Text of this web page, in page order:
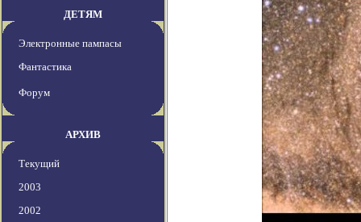
ДЕТЯМ
Электронные пампасы
Фантастика
Форум
АРХИВ
Текущий
2003
2002